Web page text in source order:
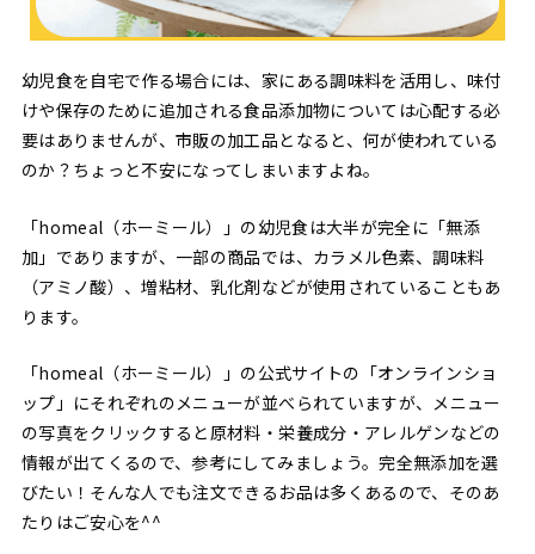
幼児食を自宅で作る場合には、家にある調味料を活用し、味付
けや保存のために追加される食品添加物については心配する必
要はありませんが、市販の加工品となると、何が使われている
のか？ちょっと不安になってしまいますよね。
「homeal（ホーミール）」の幼児食は大半が完全に「無添
加」でありますが、一部の商品では、カラメル色素、調味料
（アミノ酸）、増粘材、乳化剤などが使用されていることもあ
ります。
「homeal（ホーミール）」の公式サイトの「オンラインショ
ップ」にそれぞれのメニューが並べられていますが、メニュー
の写真をクリックすると原材料・栄養成分・アレルゲンなどの
情報が出てくるので、参考にしてみましょう。完全無添加を選
びたい！そんな人でも注文できるお品は多くあるので、そのあ
たりはご安心を^^